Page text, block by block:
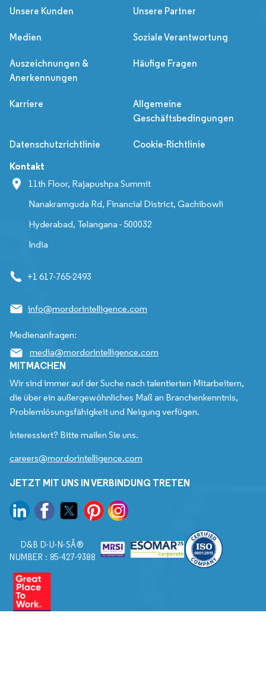
Unsere Kunden Unsere Partner
Medien Soziale Verantwortung
Auszeichnungen &
Anerkennungen
Häufige Fragen
Karriere
Allgemeine
Geschäftsbedingungen
Datenschutzrichtlinie Cookie-Richtlinie
Kontakt
11th Floor, Rajapushpa Summit
Nanakramguda Rd, Financial District, Gachibowli
Hyderabad, Telangana - 500032
India
+1 617-765-2493
info@mordorintelligence.com
Medienanfragen:
media@mordorintelligence.com
MITMACHEN
Wir sind immer auf der Suche nach talentierten Mitarbeitern,
die über ein außergewöhnliches Maß an Branchenkenntnis,
Problemlösungsfähigkeit und Neigung verfügen.
Interessiert? Bitte mailen Sie uns.
careers@mordorintelligence.com
JETZT MIT UNS IN VERBINDUNG TRETEN
D&B D-U-N-SÂ®
NUMBER : 85-427-9388